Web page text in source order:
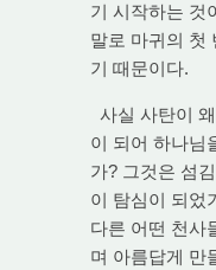
기 시작하는 것
말로 마귀의 첫
기 때문이다.
사실 사탄이
이 되어 하나님
가? 그것은 섬
이 탐심이 되었
다른 어떤 천사
며 아름답게 만